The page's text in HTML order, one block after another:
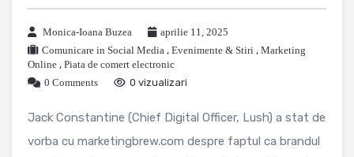
Monica-Ioana Buzea
aprilie 11, 2025
Comunicare in Social Media , Evenimente & Stiri , Marketing
Online , Piata de comert electronic
0 Comments
0 vizualizari
Jack Constantine (Chief Digital Officer, Lush) a stat de
vorba cu marketingbrew.com despre faptul ca brandul